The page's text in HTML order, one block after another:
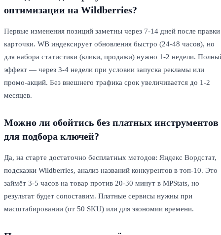
оптимизации на Wildberries?
Первые изменения позиций заметны через 7-14 дней после правки
карточки. WB индексирует обновления быстро (24-48 часов), но
для набора статистики (клики, продажи) нужно 1-2 недели.
эффект — через 3-4 недели при условии запуска рекламы или
промо-акций. Без внешнего трафика срок увеличивается до 1-2
месяцев.
Можно ли обойтись без платных инструментов
для подбора ключей?
Да, на старте достаточно бесплатных методов: Яндекс Вордстат,
подсказки Wildberries, анализ названий конкурентов в топ-10. Это
займёт 3-5 часов на товар против 20-30 минут в MPStats, но
результат будет сопоставим. Платные сервисы нужны при
масштабировании (от 50 SKU) или для экономии времени.